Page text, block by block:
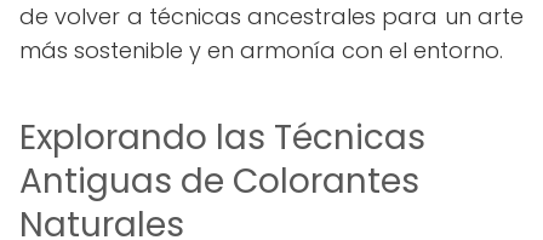
de volver a técnicas ancestrales para un arte
más sostenible y en armonía con el entorno.
Explorando las Técnicas
Antiguas de Colorantes
Naturales